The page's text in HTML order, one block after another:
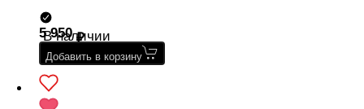
В наличии
5 950
Добавить в корзину